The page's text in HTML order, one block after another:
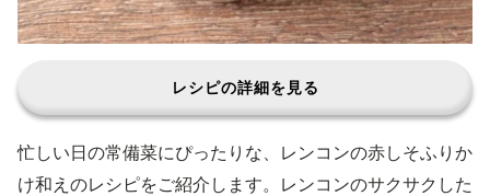
レシピの詳細を見る
忙しい日の常備菜にぴったりな、レンコンの赤しそふりか
け和えのレシピをご紹介します。レンコンのサクサクした